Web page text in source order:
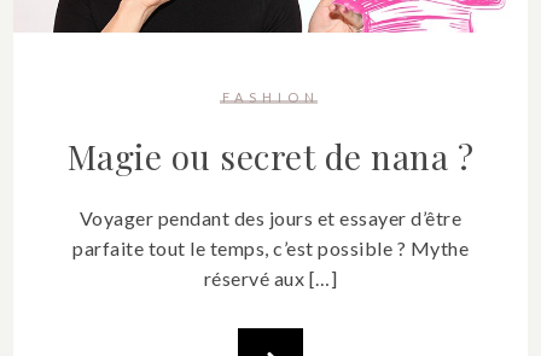
FASHION
Magie ou secret de nana ?
Voyager pendant des jours et essayer d’être
parfaite tout le temps, c’est possible ? Mythe
réservé aux […]